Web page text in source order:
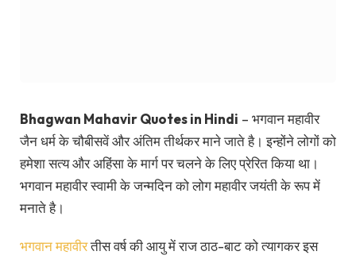
Bhagwan Mahavir Quotes in Hindi – भगवान महावीर
जैन धर्म के चौबीसवें और अंतिम तीर्थकर माने जाते है। इन्होंने लोगों को
हमेशा सत्य और अहिंसा के मार्ग पर चलने के लिए प्रेरित किया था।
भगवान महावीर स्वामी के जन्मदिन को लोग महावीर जयंती के रूप में
मनाते है।
भगवान महावीरतीस वर्ष की आयु में राज ठाठ-बाट को त्यागकर इस